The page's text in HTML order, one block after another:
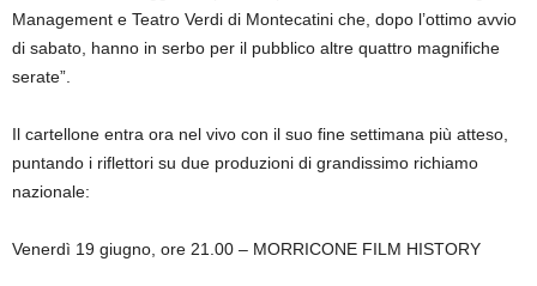
Management e Teatro Verdi di Montecatini che, dopo l’ottimo avvio
di sabato, hanno in serbo per il pubblico altre quattro magnifiche
serate”.
Il cartellone entra ora nel vivo con il suo fine settimana più atteso,
puntando i riflettori su due produzioni di grandissimo richiamo
nazionale:
Venerdì 19 giugno, ore 21.00 – MORRICONE FILM HISTORY